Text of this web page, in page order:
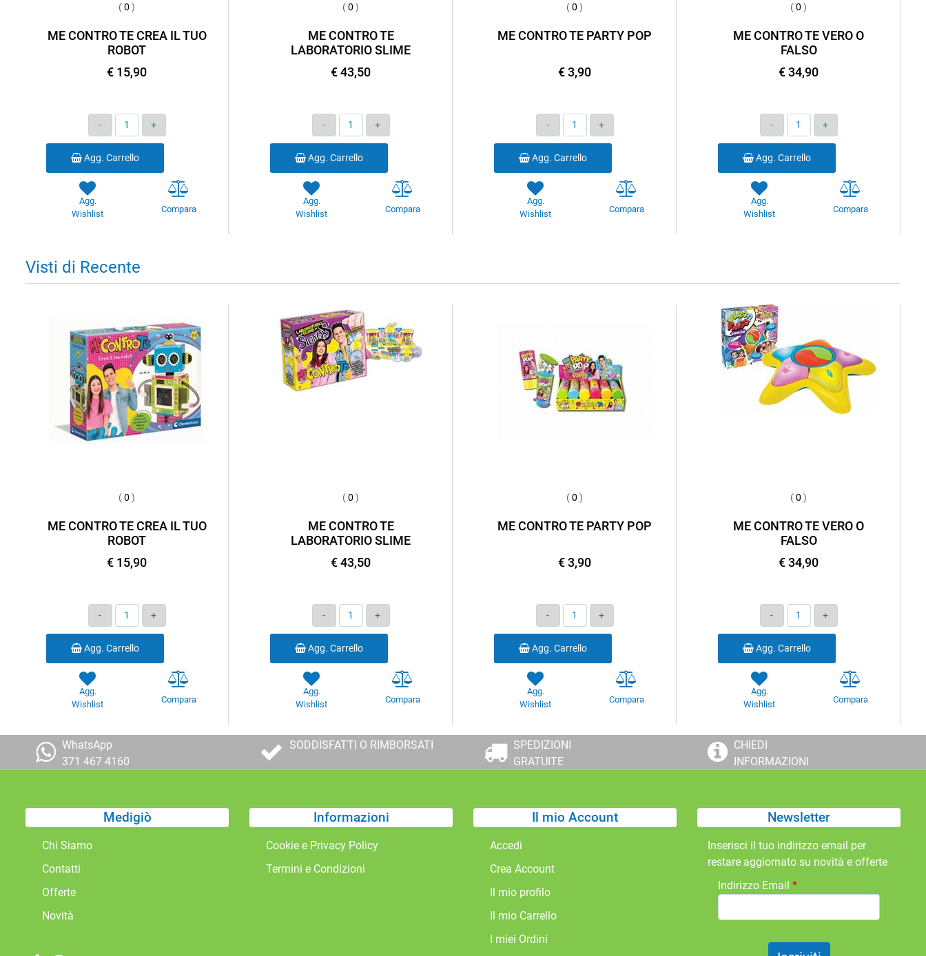
(0 )
ME CONTRO TE CREA IL TUO
ROBOT
€ 15,90
Quantità
Agg. Carrello
Agg.
Wishlist
Compara
(0 )
ME CONTRO TE
LABORATORIO SLIME
€ 43,50
Quantità
Agg. Carrello
Agg.
Wishlist
Compara
(0 )
ME CONTRO TE PARTY POP
€ 3,90
Quantità
Agg. Carrello
Agg.
Wishlist
Compara
(0 )
ME CONTRO TE VERO O
FALSO
€ 34,90
Quantità
Agg. Carrello
Agg.
Wishlist
Compara
Visti di Recente
(0 )
ME CONTRO TE CREA IL TUO
ROBOT
€ 15,90
Quantità
Agg. Carrello
Agg.
Wishlist
Compara
(0 )
ME CONTRO TE
LABORATORIO SLIME
€ 43,50
Quantità
Agg. Carrello
Agg.
Wishlist
Compara
(0 )
ME CONTRO TE PARTY POP
€ 3,90
Quantità
Agg. Carrello
Agg.
Wishlist
Compara
(0 )
ME CONTRO TE VERO O
FALSO
€ 34,90
Quantità
Agg. Carrello
Agg.
Wishlist
Compara
WhatsApp
371 467 4160
SODDISFATTI O RIMBORSATI
SPEDIZIONI
GRATUITE
CHIEDI
INFORMAZIONI
Medigiò
Chi Siamo
Contatti
Offerte
Novità
Informazioni
Cookie e Privacy Policy
Termini e Condizioni
Il mio Account
Accedi
Crea Account
Il mio profilo
Il mio Carrello
I miei Ordini
Newsletter
Inserisci il tuo indirizzo email per
restare aggiornato su novità e offerte
Indirizzo Email *